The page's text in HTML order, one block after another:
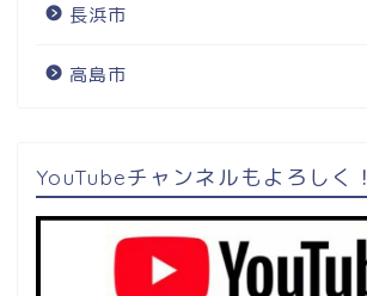
長浜市
高島市
YouTubeチャンネルもよろしく！